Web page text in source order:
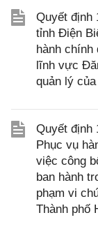
Quyết định
tỉnh Điện
hành
lĩnh vực
quản lý
Quyết định
Phục vụ
việc công
ban hành
phạm vi
Thành phố